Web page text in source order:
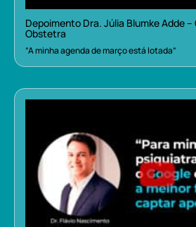
Depoimento Dra. Júlia Blumke Adde
Obstetra
“A minha agenda de março está lotada”